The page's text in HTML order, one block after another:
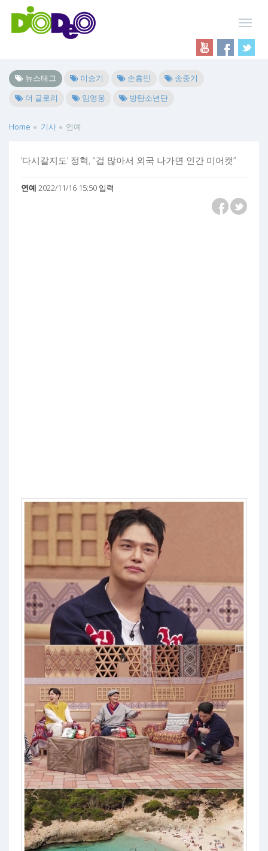
뉴스태그 이승기 손흥민
송중기
더 글로리
임영웅 방탄소년단
Home 기사 연예
‘다시갈지도’ 정혁, “겁 많아서 외국 나가면 인간 미어캣”
연예 2022/11/16 15:50 입력